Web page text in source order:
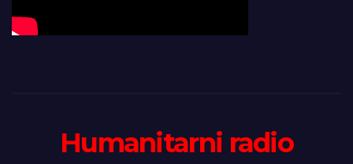
Humanitarni radio